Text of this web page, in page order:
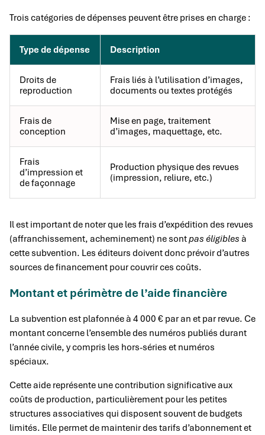
Trois catégories de dépenses peuvent être prises en charge :
Type de dépense Description
Droits de
reproduction
Frais liés à l’utilisation d’images,
documents ou textes protégés
Frais de
conception
Mise en page, traitement
d’images, maquettage, etc.
Frais
d’impression et
de façonnage
Production physique des revues
(impression, reliure, etc.)
Il est important de noter que les frais d’expédition des revues
(affranchissement, acheminement) ne sontpas éligibles à
cette subvention. Les éditeurs doivent donc prévoir d’autres
sources de financement pour couvrir ces coûts.
Montant et périmètre de l’aide financière
La subvention est plafonnée à 4 000 € par an et par revue. Ce
montant concerne l’ensemble des numéros publiés durant
l’année civile, y compris les hors-séries et numéros
spéciaux.
Cette aide représente une contribution significative aux
coûts de production, particulièrement pour les petites
structures associatives qui disposent souvent de budgets
limités. Elle permet de maintenir des tarifs d’abonnement et